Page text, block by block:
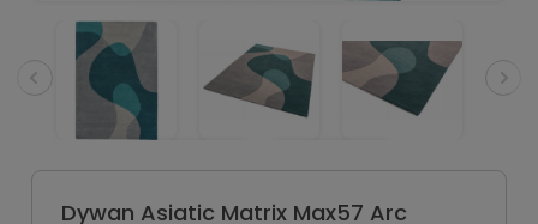
Dywan Asiatic Matrix Max57 Arc